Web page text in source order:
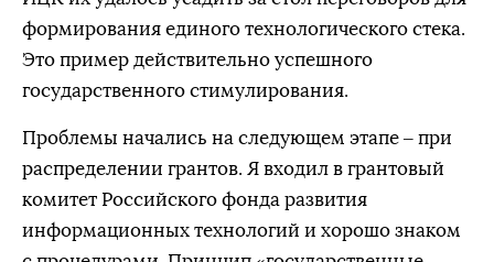
формирования единого технологического стека.
Это пример действительно успешного
государственного стимулирования.
Проблемы начались на следующем этапе – при
распределении грантов. Я входил в грантовый
комитет Российского фонда развития
информационных технологий и хорошо знаком